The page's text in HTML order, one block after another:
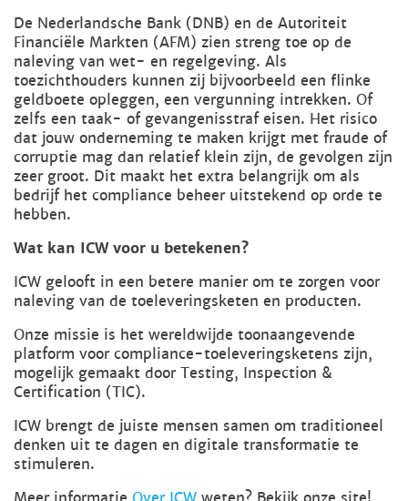
De Nederlandsche Bank (DNB) en de Autoriteit
Financiële Markten (AFM) zien streng toe op de
naleving van wet- en regelgeving. Als
toezichthouders kunnen zij bijvoorbeeld een flinke
geldboete opleggen, een vergunning intrekken. Of
zelfs een taak- of gevangenisstraf eisen. Het risico
dat jouw onderneming te maken krijgt met fraude of
corruptie mag dan relatief klein zijn, de gevolgen zijn
zeer groot. Dit maakt het extra belangrijk om als
bedrijf het compliance beheer uitstekend op orde te
hebben.
Wat kan ICW voor u betekenen?
ICW gelooft in een betere manier om te zorgen voor
naleving van de toeleveringsketen en producten.
Onze missie is het wereldwijde toonaangevende
platform voor compliance-toeleveringsketens zijn,
mogelijk gemaakt door Testing, Inspection &
Certification (TIC).
ICW brengt de juiste mensen samen om traditioneel
denken uit te dagen en digitale transformatie te
stimuleren.